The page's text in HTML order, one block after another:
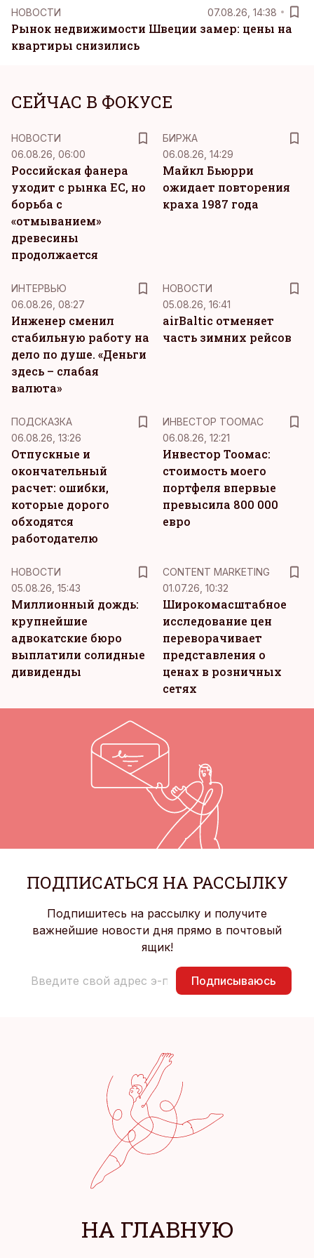
НОВОСТИ 07.08.26, 14:38
Рынок недвижимости Швеции замер: цены на
квартиры снизились
СЕЙЧАС В ФОКУСЕ
НОВОСТИ
06.08.26, 06:00
Российская фанера
уходит с рынка ЕС, но
борьба с
«отмыванием»
древесины
продолжается
БИРЖА
06.08.26, 14:29
Майкл Бьюрри
ожидает повторения
краха 1987 года
ИНТЕРВЬЮ
06.08.26, 08:27
Инженер сменил
стабильную работу на
дело по душе. «Деньги
здесь – слабая
валюта»
НОВОСТИ
05.08.26, 16:41
airBaltic отменяет
часть зимних рейсов
ПОДСКАЗКА
06.08.26, 13:26
Отпускные и
окончательный
расчет: ошибки,
которые дорого
обходятся
работодателю
ИНВЕСТОР ТООМАС
06.08.26, 12:21
Инвестор Тоомас:
стоимость моего
портфеля впервые
превысила 800 000
евро
НОВОСТИ
05.08.26, 15:43
Миллионный дождь:
крупнейшие
адвокатские бюро
выплатили солидные
дивиденды
CONTENT MARKETING
01.07.26, 10:32
Широкомасштабное
исследование цен
переворачивает
представления о
ценах в розничных
сетях
ПОДПИСАТЬСЯ НА РАССЫЛКУ
Подпишитесь на рассылку и получите
важнейшие новости дня прямо в почтовый
ящик!
Подписываюсь
НА ГЛАВНУЮ